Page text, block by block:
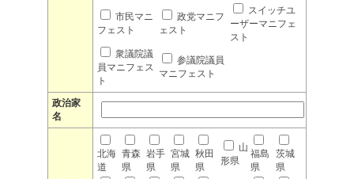
市民マニ
フェスト
政党マニフ
ェスト
スイッチユ
ーザーマニフェ
スト
衆議院議
員マニフェス
ト
参議院議員
マニフェスト
政治家
名
北海
道
青森
県
岩手
県
宮城
県
秋田
県
山
形県
福島
県
茨城
県